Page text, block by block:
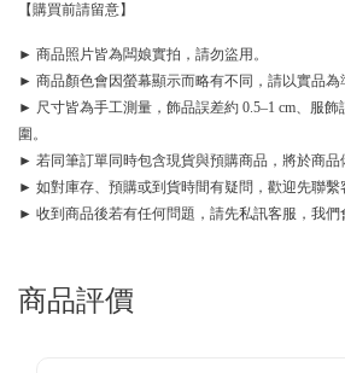
【購買前請留意】
► 商品照片皆為闆娘實拍，請勿盜用。
► 商品顏色會因螢幕顯示而略有不同，請以實品為
► 尺寸皆為手工測量，飾品誤差約 0.5–1 cm、服飾
圍。
► 若同筆訂單同時包含現貨與預購商品，將於商品
► 如對庫存、預購或到貨時間有疑問，歡迎先聯繫
► 收到商品後若有任何問題，請先私訊客服，我們
商品評價